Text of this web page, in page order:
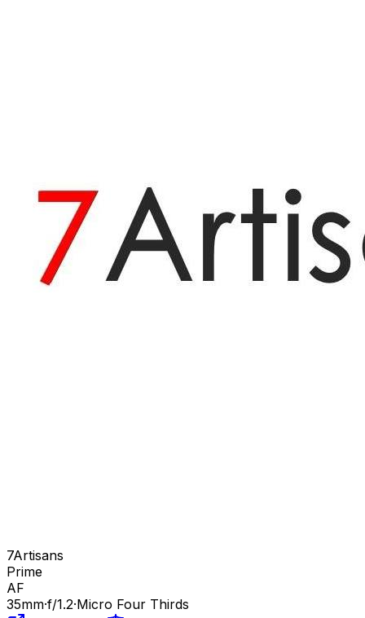
7Artisans
Prime
AF
35mm·f/1.2·Micro Four Thirds